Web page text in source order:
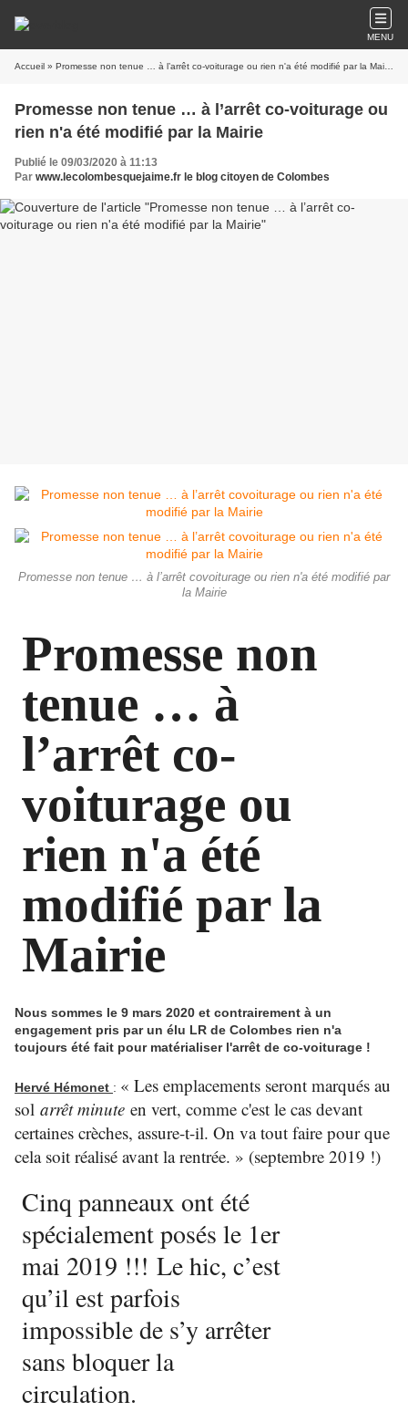
MENU
Accueil » Promesse non tenue … à l’arrêt co-voiturage ou rien n'a été modifié par la Mairie
Promesse non tenue … à l’arrêt co-voiturage ou
rien n'a été modifié par la Mairie
Publié le 09/03/2020 à 11:13
Par www.lecolombesquejaime.fr le blog citoyen de Colombes
Promesse non tenue … à l’arrêt covoiturage ou rien n'a été modifié par
la Mairie
Promesse non
tenue … à
l’arrêt co-
voiturage ou
rien n'a été
modifié par la
Mairie
Nous sommes le 9 mars 2020 et contrairement à un
engagement pris par un élu LR de Colombes rien n'a
toujours été fait pour matérialiser l'arrêt de co-voiturage !
Hervé Hémonet : « Les emplacements seront marqués au
sol arrêt minute en vert, comme c'est le cas devant
certaines crèches, assure-t-il. On va tout faire pour que
cela soit réalisé avant la rentrée. » (septembre 2019 !)
Cinq panneaux ont été
spécialement posés le 1er
mai 2019 !!! Le hic, c’est
qu’il est parfois
impossible de s’y arrêter
sans bloquer la
circulation.